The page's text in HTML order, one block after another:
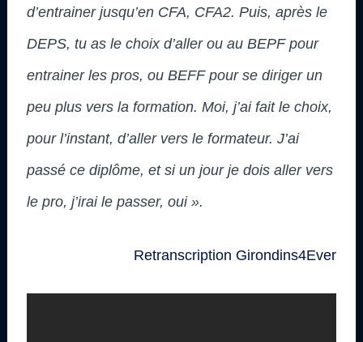
d’entrainer jusqu’en CFA, CFA2. Puis, après le
DEPS, tu as le choix d’aller ou au BEPF pour
entrainer les pros, ou BEFF pour se diriger un
peu plus vers la formation. Moi, j’ai fait le choix,
pour l’instant, d’aller vers le formateur. J’ai
passé ce diplôme, et si un jour je dois aller vers
le pro, j’irai le passer, oui ».
Retranscription Girondins4Ever